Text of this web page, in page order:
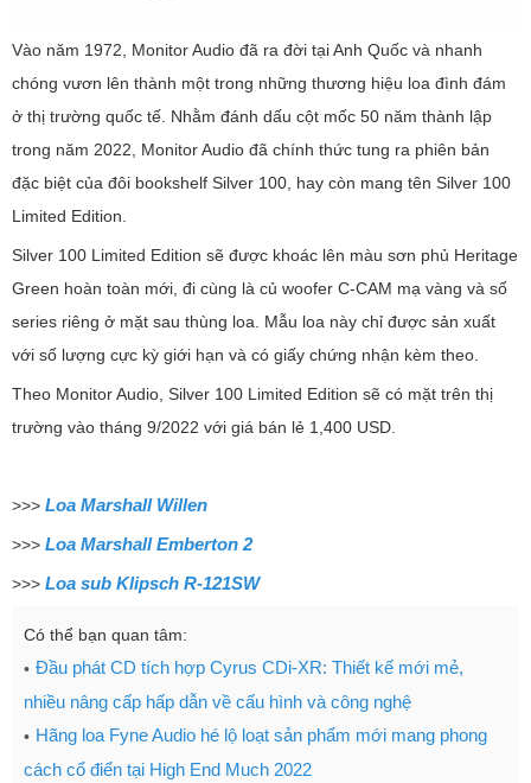
Vào năm 1972, Monitor Audio đã ra đời tại Anh Quốc và nhanh
chóng vươn lên thành một trong những thương hiệu loa đình đám
ở thị trường quốc tế. Nhằm đánh dấu cột mốc 50 năm thành lập
trong năm 2022, Monitor Audio đã chính thức tung ra phiên bản
đặc biệt của đôi bookshelf Silver 100, hay còn mang tên Silver 100
Limited Edition.
Silver 100 Limited Edition sẽ được khoác lên màu sơn phủ Heritage
Green hoàn toàn mới, đi cùng là củ woofer C-CAM mạ vàng và số
series riêng ở mặt sau thùng loa. Mẫu loa này chỉ được sản xuất
với số lượng cực kỳ giới hạn và có giấy chứng nhận kèm theo.
Theo Monitor Audio, Silver 100 Limited Edition sẽ có mặt trên thị
trường vào tháng 9/2022 với giá bán lẻ 1,400 USD.
>>> Loa Marshall Willen
>>> Loa Marshall Emberton 2
>>> Loa sub Klipsch R-121SW
Có thể bạn quan tâm:
Đầu phát CD tích hợp Cyrus CDi-XR: Thiết kế mới mẻ,
nhiều nâng cấp hấp dẫn về cấu hình và công nghệ
Hãng loa Fyne Audio hé lộ loạt sản phẩm mới mang phong
cách cổ điển tại High End Much 2022